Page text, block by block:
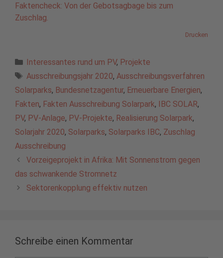
Faktencheck: Von der Gebotsagbage bis zum
Zuschlag.
Drucken
Kategorien
Interessantes rund um PV, Projekte
Schlagwörter
Ausschreibungsjahr 2020, Ausschreibungsverfahren
Solarparks, Bundesnetzagentur, Erneuerbare Energien,
Fakten, Fakten Ausschreibung Solarpark, IBC SOLAR,
PV, PV-Anlage, PV-Projekte, Realisierung Solarpark,
Solarjahr 2020, Solarparks, Solarparks IBC, Zuschlag
Ausschreibung
Vorzeigeprojekt in Afrika: Mit Sonnenstrom gegen
das schwankende Stromnetz
Sektorenkopplung effektiv nutzen
Schreibe einen Kommentar